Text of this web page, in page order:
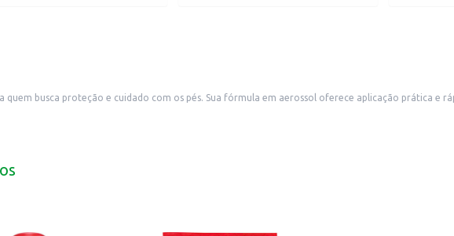
quem busca proteção e cuidado com os pés. Sua fórmula em aerossol oferece aplicação prática e
controle da transpiração.